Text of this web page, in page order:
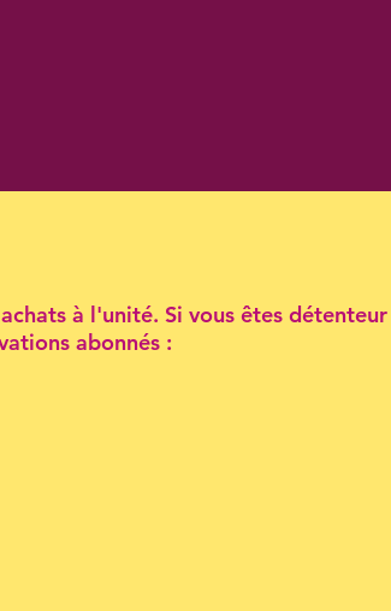
à l'unité. Si vous êtes
abonnés :